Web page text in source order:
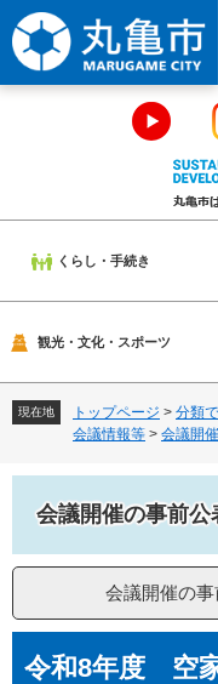
ー
ジ
の
。
ニ
ュ
ー
て
くらし・手続き
観光・文化・スポーツ
現在地 トップページ > 分類
会議情報等 > 会議開
会議開催の事前公
会議開催の
文令和8年度 空